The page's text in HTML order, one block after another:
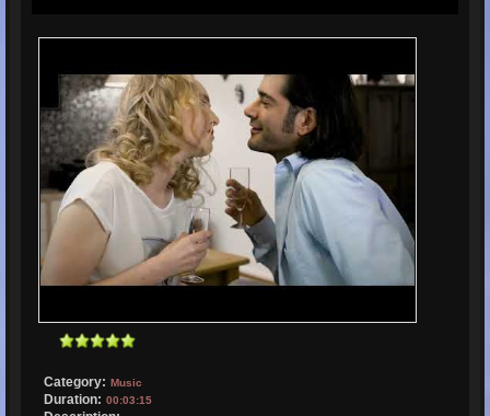
Category: Music
Duration: 00:03:15